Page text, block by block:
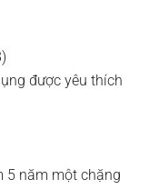
được yêu thích
5 năm một chặng